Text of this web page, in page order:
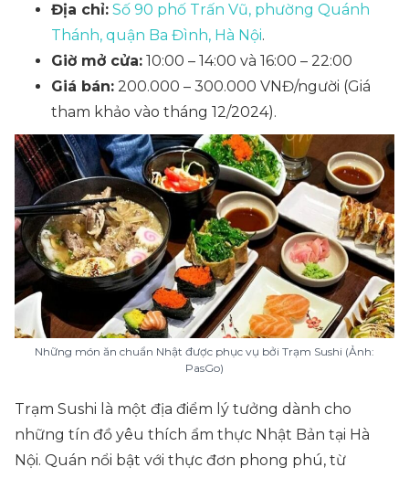
Địa chỉ: Số 90 phố Trấn Vũ, phường Quánh
Thánh, quận Ba Đình, Hà Nội.
Giờ mở cửa: 10:00 – 14:00 và 16:00 – 22:00
Giá bán: 200.000 – 300.000 VNĐ/người (Giá
tham khảo vào tháng 12/2024).
Những món ăn chuẩn Nhật được phục vụ bởi Trạm Sushi (Ảnh:
PasGo)
Trạm Sushi là một địa điểm lý tưởng dành cho
những tín đồ yêu thích ẩm thực Nhật Bản tại Hà
Nội. Quán nổi bật với thực đơn phong phú, từ